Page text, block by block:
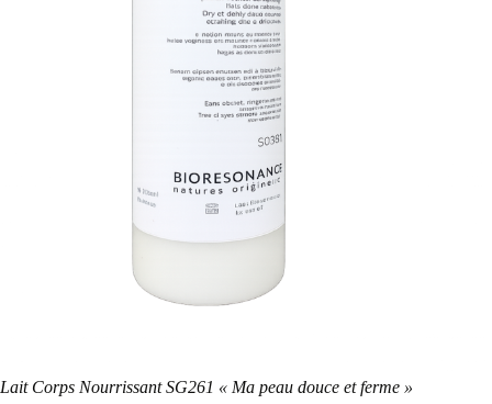
Lait Corps Nourrissant SG261 « Ma peau douce et ferme »